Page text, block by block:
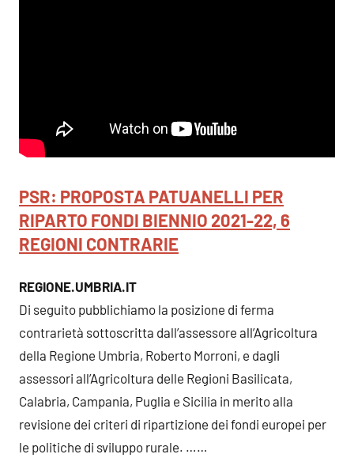
PSR: PROPOSTA PATUANELLI PER
RIPARTO FONDI BIENNIO 2021-22, 6
REGIONI CONTRARIE
REGIONE.UMBRIA.IT
Di seguito pubblichiamo la posizione di ferma
contrarietà sottoscritta dall’assessore all’Agricoltura
della Regione Umbria, Roberto Morroni, e dagli
assessori all’Agricoltura delle Regioni Basilicata,
Calabria, Campania, Puglia e Sicilia in merito alla
revisione dei criteri di ripartizione dei fondi europei per
le politiche di sviluppo rurale. ……